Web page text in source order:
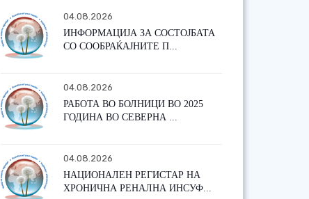
04.08.2026
ИНФОРМАЦИЈА ЗА СОСТОЈБАТА
СО СООБРАЌАЈНИТЕ П...
04.08.2026
РАБОТА ВО БОЛНИЦИ ВО 2025
ГОДИНА ВО СЕВЕРНА ...
04.08.2026
НАЦИОНАЛЕН РЕГИСТАР НА
ХРОНИЧНА РЕНАЛНА ИНСУФ...